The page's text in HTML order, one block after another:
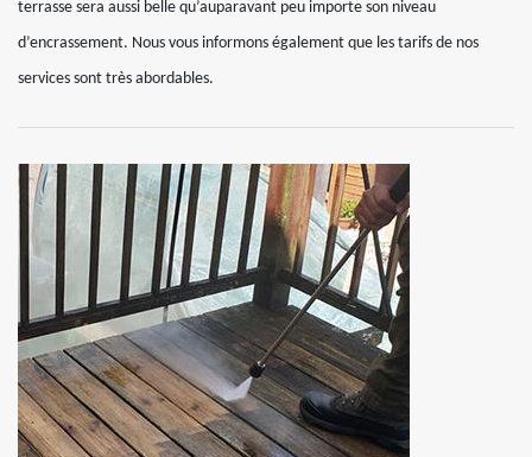
terrasse sera aussi belle qu’auparavant peu importe son niveau
d’encrassement. Nous vous informons également que les tarifs de nos
services sont très abordables.